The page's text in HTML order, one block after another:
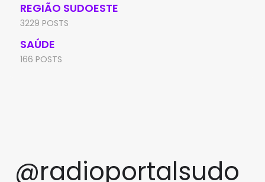
REGIÃO SUDOESTE
3229 POSTS
SAÚDE
166 POSTS
@radioportalsudo